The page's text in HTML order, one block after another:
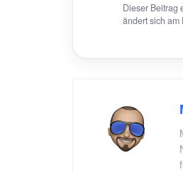
Dieser Beitrag
ändert sich am